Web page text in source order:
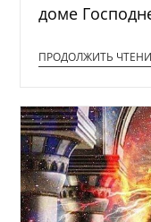
доме
ПРОДОЛЖИТЬ